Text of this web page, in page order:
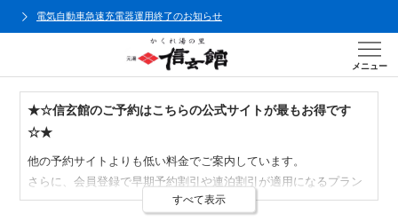
電気自動車急速充電器運用終了のお知らせ
メニュー
★☆信玄館のご予約はこちらの公式サイトが最もお得です
☆★
他の予約サイトよりも低い料金でご案内しています。
さらに、会員登録で早期予約割引や連泊割引が適用になるプラン
もございます。
すべて表示